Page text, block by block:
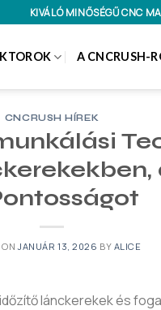
KIVÁLÓ MINŐSÉGŰ CNC
A CNCRUSH-
CNCRUSH HÍREK
ONJANUÁR 13, 2026 BY ALICE
lánckerekek és